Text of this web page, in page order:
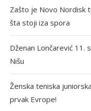
Zašto je Novo Nordisk
šta stoji iza spora
Dženan Lončarević 11.
Nišu
Ženska teniska
prvak Evrope!